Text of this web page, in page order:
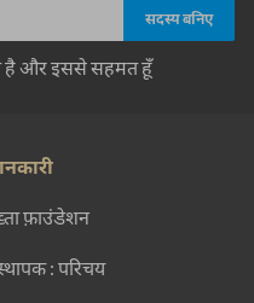
है और इससे सहमत हूँ
फ़ाउंडेशन
: परिचय